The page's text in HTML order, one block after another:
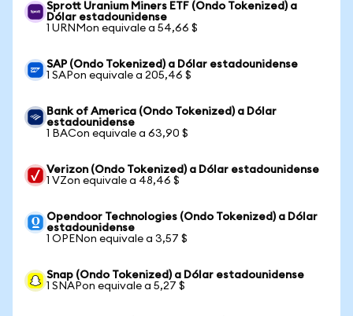
Sprott Uranium Miners ETF (Ondo Tokenized) a
Dólar estadounidense
1 URNMon equivale a 54,66 $
SAP (Ondo Tokenized) a Dólar estadounidense
1 SAPon equivale a 205,46 $
Bank of America (Ondo Tokenized) a Dólar
estadounidense
1 BACon equivale a 63,90 $
Verizon (Ondo Tokenized) a Dólar estadounidense
1 VZon equivale a 48,46 $
Opendoor Technologies (Ondo Tokenized) a Dólar
estadounidense
1 OPENon equivale a 3,57 $
Snap (Ondo Tokenized) a Dólar estadounidense
1 SNAPon equivale a 5,27 $